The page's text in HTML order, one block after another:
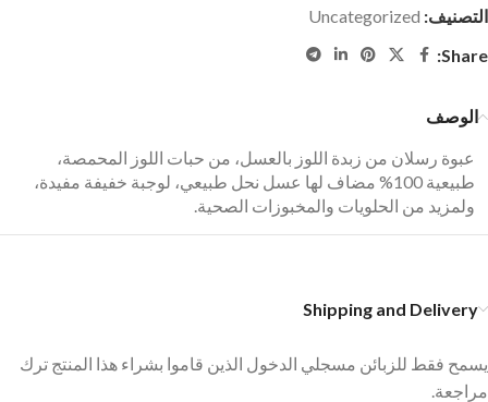
التصنيف: Uncategorized
Share:
الوصف
عبوة رسلان من زبدة اللوز بالعسل، من حبات اللوز المحمصة،
طبيعية 100% مضاف لها عسل نحل طبيعي، لوجبة خفيفة مفيدة،
ولمزيد من الحلويات والمخبوزات الصحية.
Shipping and Delivery
يسمح فقط للزبائن مسجلي الدخول الذين قاموا بشراء هذا المنتج ترك
مراجعة.